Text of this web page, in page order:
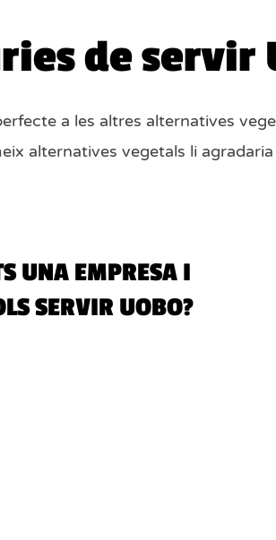
de servir
a les altres alternatives
alternatives vegetals li
UNA EMPRESA I
SERVIR UOBO?